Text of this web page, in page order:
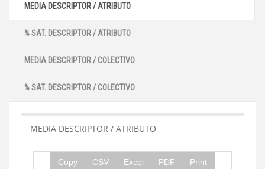
MEDIA DESCRIPTOR / ATRIBUTO
% SAT. DESCRIPTOR / ATRIBUTO
MEDIA DESCRIPTOR / COLECTIVO
% SAT. DESCRIPTOR / COLECTIVO
MEDIA DESCRIPTOR / ATRIBUTO
Copy CSV Excel PDF Print